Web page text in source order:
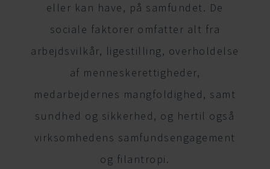
eller kan have, på samfundet. De
sociale faktorer omfatter alt fra
arbejdsvilkår, ligestilling, overholdelse
af menneskerettigheder,
medarbejdernes mangfoldighed, samt
sundhed og sikkerhed, og hertil også
virksomhedens samfundsengagement
og filantropi.